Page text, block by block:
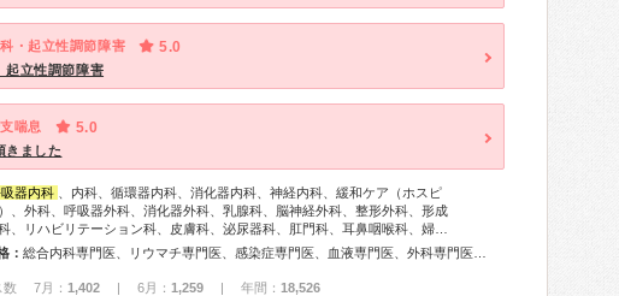
・起立性調節障害 5.0
立性調節障害
喘息 5.0
きました
器内科
、内科、循環器内科、消化器内科、神経内科、緩和ケア（ホスピ
、外科、呼吸器外科、消化器外科、乳腺科、脳神経外科、整形外科、形成
、リハビリテーション科、皮膚科、泌尿器科、肛門科、耳鼻咽喉科、婦…
：
数 7月： 1,402 | 6月： 1,259 | 年間： 18,526